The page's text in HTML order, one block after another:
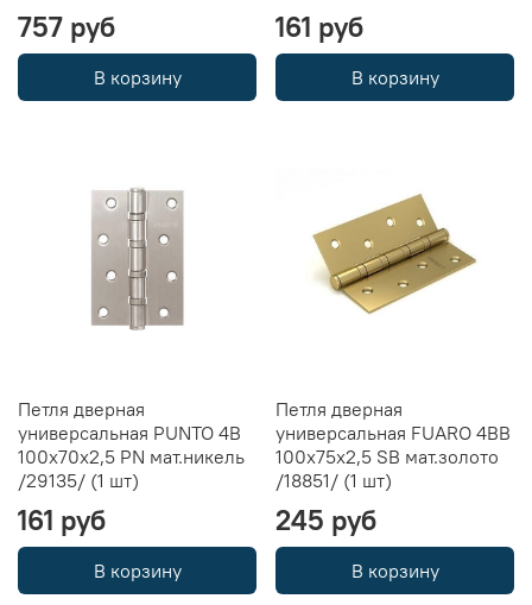
757 руб
В корзину
161 руб
В корзину
Петля дверная
универсальная PUNTO 4B
100х70х2,5 PN мат.никель
/29135/ (1 шт)
161 руб
В корзину
Петля дверная
универсальная FUARO 4BB
100x75x2,5 SB мат.золото
/18851/ (1 шт)
245 руб
В корзину